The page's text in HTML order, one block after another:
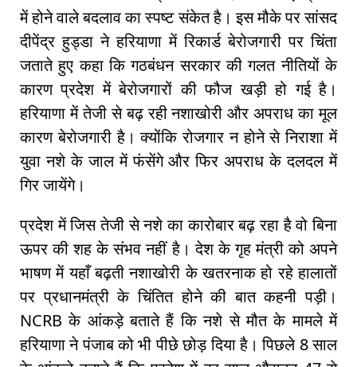
में होने वाले बदलाव का स्पष्ट संकेत है। इस मौके पर सांसद
दीपेंद्र हुड्डा ने हरियाणा में रिकार्ड बेरोजगारी पर चिंता
जताते हुए कहा कि गठबंधन सरकार की गलत नीतियों के
कारण प्रदेश में बेरोजगारों की फौज खड़ी हो गई है।
हरियाणा में तेजी से बढ़ रही नशाखोरी और अपराध का मूल
कारण बेरोजगारी है। क्योंकि रोजगार न होने से निराशा में
युवा नशे के जाल में फंसेंगे और फिर अपराध के दलदल में
गिर जायेंगे।
प्रदेश में जिस तेजी से नशे का कारोबार बढ़ रहा है वो बिना
ऊपर की शह के संभव नहीं है। देश के गृह मंत्री को अपने
भाषण में यहाँ बढ़ती नशाखोरी के खतरनाक हो रहे हालातों
पर प्रधानमंत्री के चिंतित होने की बात कहनी पड़ी।
NCRB के आंकड़े बताते हैं कि नशे से मौत के मामले में
हरियाणा ने पंजाब को भी पीछे छोड़ दिया है। पिछले 8 साल